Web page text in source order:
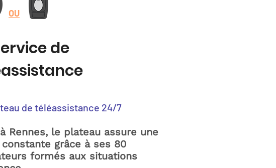
OU
de
de téléassistance 24/7
Rennes, le plateau assure une
grâce à ses 80
formés aux situations